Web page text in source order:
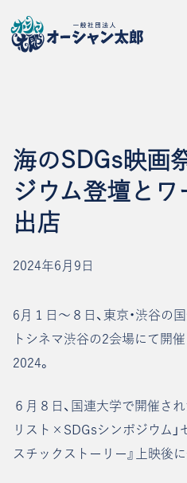
海のSDGs映
ジウム登壇と
出店
2024年6月9日
6月１日～８日、東京・渋谷の
トシネマ渋谷の2会場にて開
2024。
６月８日、国連大学で開催さ
リスト×SDGsシンポジウム」
スチックストーリー』上映後